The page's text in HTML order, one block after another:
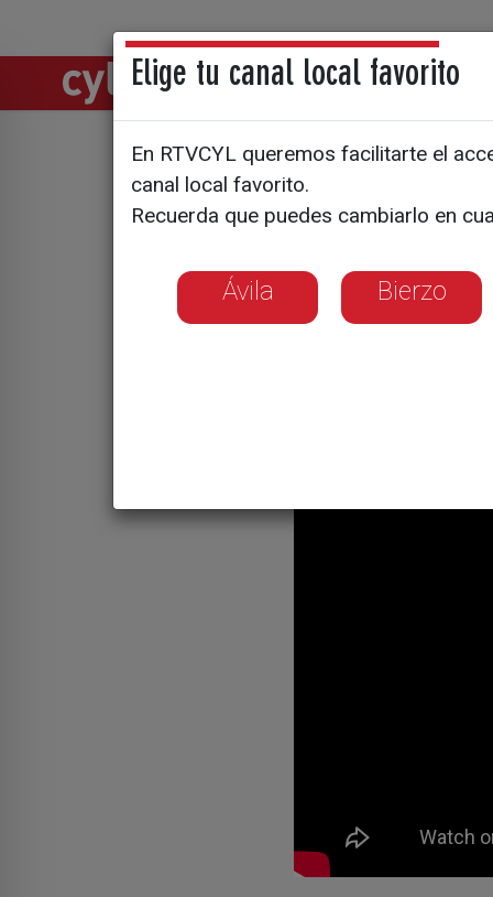
Directos
Andrés
Empresa
El fundador de
asociación que
Elige tu canal local favorito
En RTVCYL queremos facilitarte el
canal local favorito.
Recuerda que puedes cambiarlo en
Ávila Bierzo